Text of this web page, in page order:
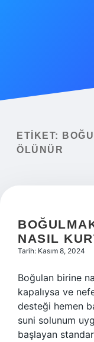
Yasal Uyarı
ETIKET:
ÖLÜNÜR
NASIL
Tarih: Kasım 8, 2024
Boğulan birine
kapalıysa ve
desteği hemen
suni solunum
başlayan